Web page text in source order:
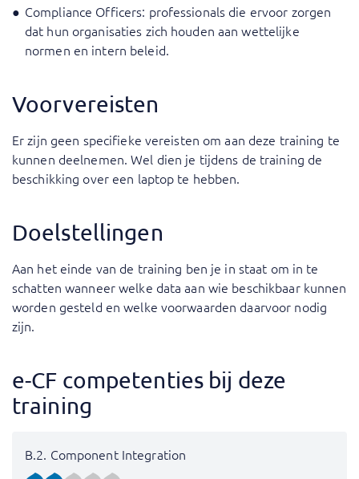
Compliance Officers: professionals die ervoor zorgen
dat hun organisaties zich houden aan wettelijke
normen en intern beleid.
Voorvereisten
Er zijn geen specifieke vereisten om aan deze training te
kunnen deelnemen. Wel dien je tijdens de training de
beschikking over een laptop te hebben.
Doelstellingen
Aan het einde van de training ben je in staat om in te
schatten wanneer welke data aan wie beschikbaar kunnen
worden gesteld en welke voorwaarden daarvoor nodig
zijn.
e-CF competenties bij deze
training
B.2. Component Integration